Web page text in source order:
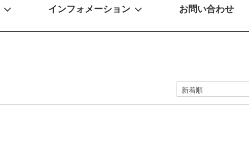
インフォメーション お問い合わせ